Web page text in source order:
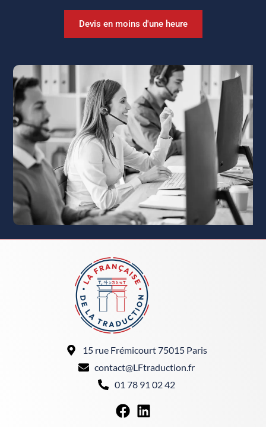
Devis en moins d'une heure
15 rue Frémicourt 75015 Paris
contact@LFtraduction.fr
01 78 91 02 42